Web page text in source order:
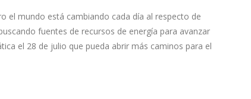
el mundo está cambiando cada día al respecto de
fuentes de recursos de energía para avanzar
el 28 de julio que pueda abrir más caminos para el